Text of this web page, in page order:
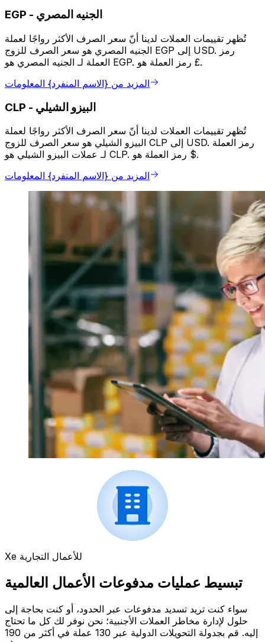
EGP - الجنيه المصري
تُظهر تقييمات العملات لدينا أنّ سعر الصرف الأكثر رواجًا لعملة
الجنيه المصري هو سعر الصرف للزوج EGP إلى USD. رمز
العملة لـ الجنيه المصري هو EGP. رمز العملة هو £.
المزيد من {الاسم المنفرد} المعلومات
CLP - البيزو الشيلي
تُظهر تقييمات العملات لدينا أنّ سعر الصرف الأكثر رواجًا لعملة
البيزو الشيلي هو سعر الصرف للزوج CLP إلى USD. رمز العملة
لـ عملات البيزو الشيلي هو CLP. رمز العملة هو $.
المزيد من {الاسم المنفرد} المعلومات
Xe للأعمال التجارية
تبسيط عمليات مدفوعات الأعمال العالمية
سواء كنت تريد تسديد مدفوعات عبر الحدود، أو كنت بحاجة إلى
حلول لإدارة مخاطر العملات الأجنبية؛ نحن نوفر لك كل ما تحتاج
إليه. قم بجدولة التحويلات الدولية عبر 130 عملة في أكثر من 190